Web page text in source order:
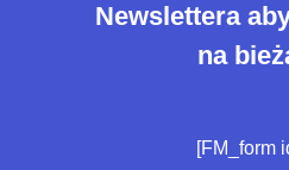
Newslettera
na
[FM_form